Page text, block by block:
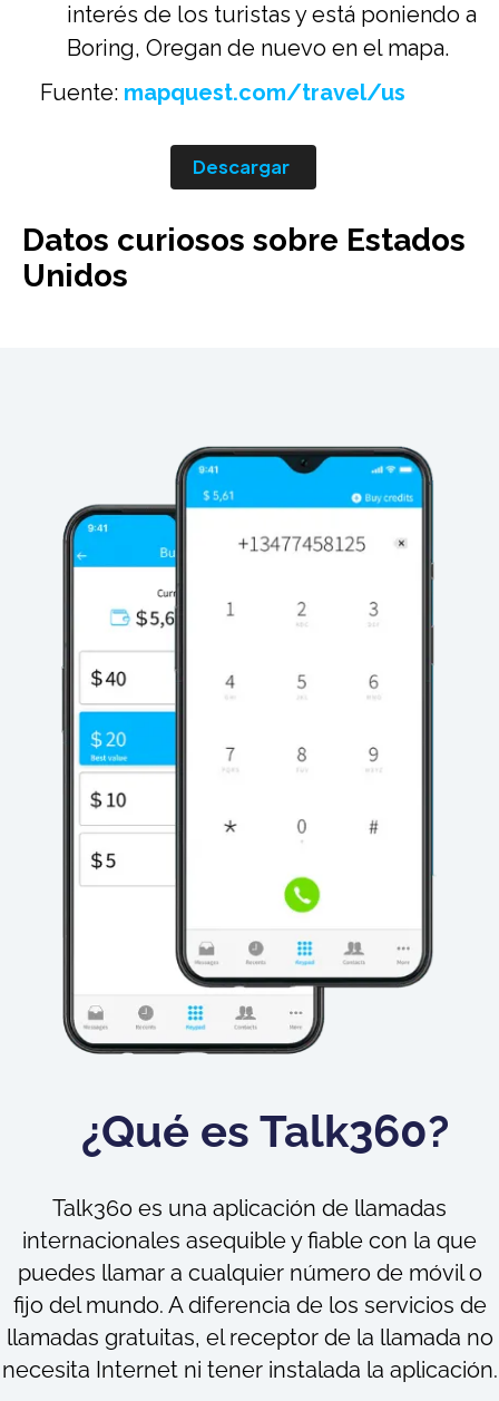
interés de los turistas y está poniendo a
Boring, Oregan de nuevo en el mapa.
Fuente: mapquest.com/travel/us
Descargar
Datos curiosos sobre Estados
Unidos
¿Qué es Talk360?
Talk360 es una aplicación de llamadas
internacionales asequible y fiable con la que
puedes llamar a cualquier número de móvil o
fijo del mundo. A diferencia de los servicios de
llamadas gratuitas, el receptor de la llamada no
necesita Internet ni tener instalada la aplicación.